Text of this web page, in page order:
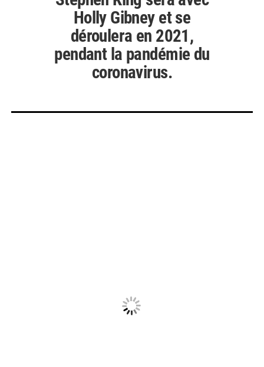
Holly Gibney et se
déroulera en 2021,
pendant la pandémie du
coronavirus.